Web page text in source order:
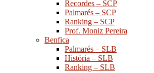
Recordes – SCP
Palmarés – SCP
Ranking – SCP
Prof. Moniz Pereira
Benfica
Palmarés – SLB
História – SLB
Ranking – SLB